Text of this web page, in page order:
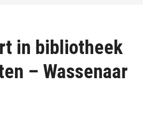
in bibliotheek
– Wassenaar